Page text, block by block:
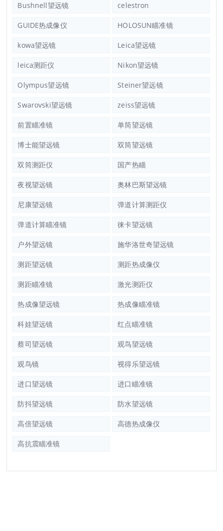
Bushnell望远镜 celestron
GUIDE热成像仪 HOLOSUN瞄准镜
kowa望远镜 Leica望远镜
leica测距仪 Nikon望远镜
Olympus望远镜 Steiner望远镜
Swarovski望远镜 zeiss望远镜
前置瞄准镜 单筒望远镜
博士能望远镜 双筒望远镜
双筒测距仪 国产热瞄
夜视望远镜 奥林巴斯望远镜
尼康望远镜 弹道计算测距仪
弹道计算瞄准镜 徕卡望远镜
户外望远镜 施华洛世奇望远镜
测距望远镜 测距热成像仪
测距瞄准镜 激光测距仪
热成像望远镜 热成像瞄准镜
科娃望远镜 红点瞄准镜
蔡司望远镜 观鸟望远镜
观鸟镜 视得乐望远镜
进口望远镜 进口瞄准镜
防抖望远镜 防水望远镜
高倍望远镜 高德热成像仪
高抗震瞄准镜